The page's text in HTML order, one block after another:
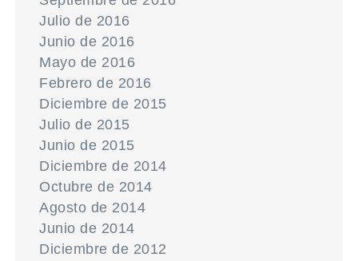
Julio de 2016
Junio de 2016
Mayo de 2016
Febrero de 2016
Diciembre de 2015
Julio de 2015
Junio de 2015
Diciembre de 2014
Octubre de 2014
Agosto de 2014
Junio de 2014
Diciembre de 2012